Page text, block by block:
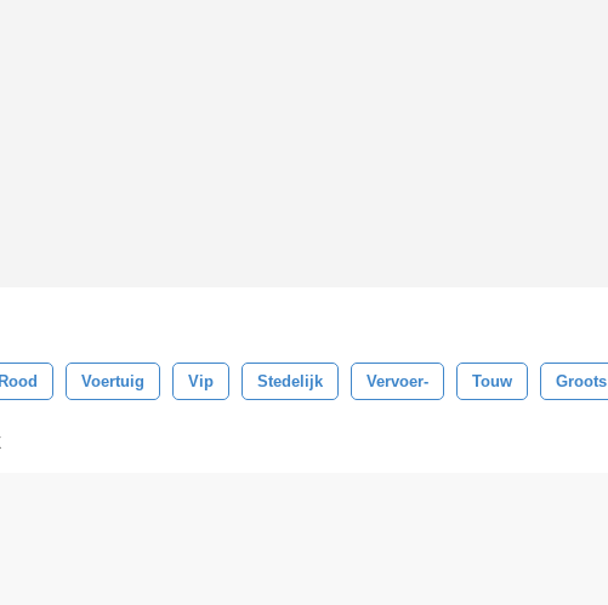
Rood Voertuig Vip Stedelijk Vervoer- Touw Groots